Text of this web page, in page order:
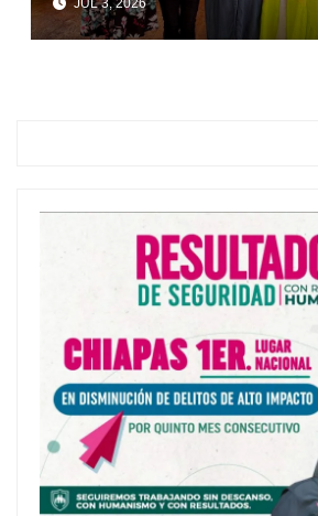
de Facultad de
JUL 3, 2026